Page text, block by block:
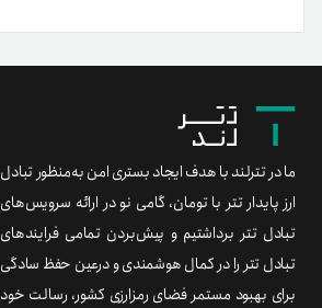
ما در تترلند با هدف ایجاد بستری امن به‌منظور تبادل
ارز پایدار تتر با تومان، گامی نو در ارائه سرویس‌های
تبادل تتر برداشتیم و پیش‌بردن تمامی فرایندهای
تبادل تتر را در کمال هوشمندی و درعین حفظ سادگی
برای بهبود مستمر فضای رمزارزی کشور، رسالت خود